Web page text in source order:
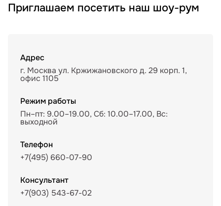
Приглашаем посетить наш шоу-рум
Адрес
г. Москва ул. Кржижановского д. 29 корп. 1,
офис 1105
Режим работы
Пн–пт: 9.00–19.00, Сб: 10.00–17.00, Вс:
выходной
Телефон
+7(495) 660-07-90
Консультант
+7(903) 543-67-02